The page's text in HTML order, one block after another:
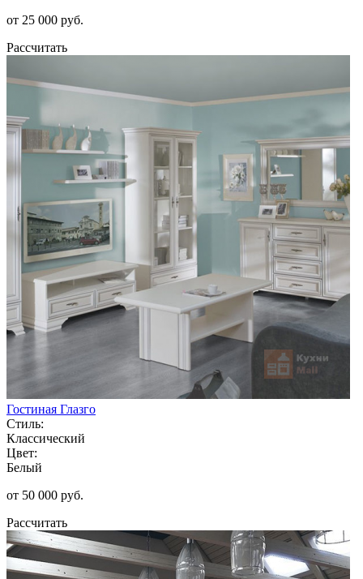
от 25 000 руб.
Рассчитать
Гостиная Глазго
Стиль:
Классический
Цвет:
Белый
от 50 000 руб.
Рассчитать